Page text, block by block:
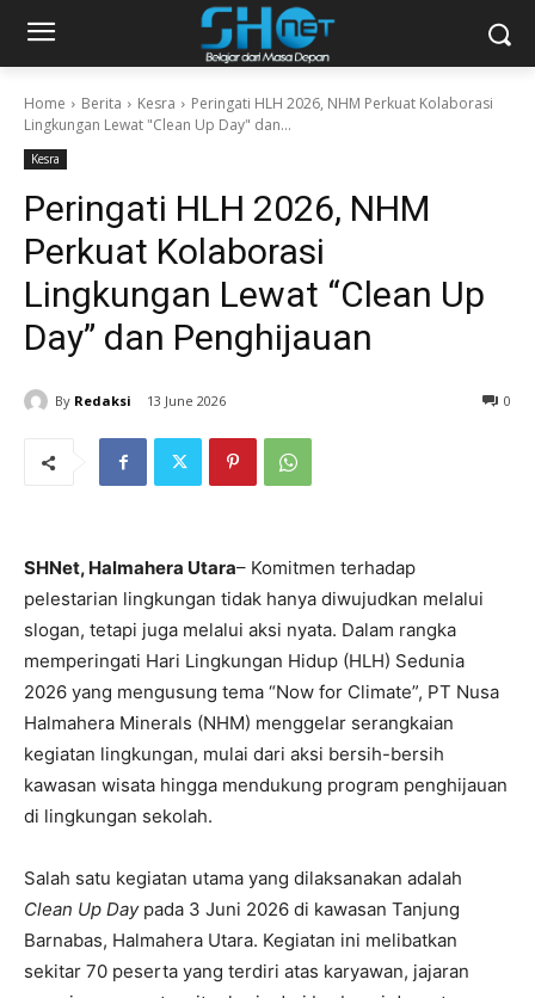
Home Berita Kesra
Peringati HLH 2026, NHM Perkuat Kolaborasi
Lingkungan Lewat "Clean Up Day" dan...
Kesra
Peringati HLH 2026, NHM
Perkuat Kolaborasi
Lingkungan Lewat “Clean Up
Day” dan Penghijauan
By Redaksi 13 June 2026 0
SHNet, Halmahera Utara– Komitmen terhadap
pelestarian lingkungan tidak hanya diwujudkan melalui
slogan, tetapi juga melalui aksi nyata. Dalam rangka
memperingati Hari Lingkungan Hidup (HLH) Sedunia
2026 yang mengusung tema “Now for Climate”, PT Nusa
Halmahera Minerals (NHM) menggelar serangkaian
kegiatan lingkungan, mulai dari aksi bersih-bersih
kawasan wisata hingga mendukung program penghijauan
di lingkungan sekolah.
Salah satu kegiatan utama yang dilaksanakan adalah
Clean Up Daypada 3 Juni 2026 di kawasan Tanjung
Barnabas, Halmahera Utara. Kegiatan ini melibatkan
sekitar 70 peserta yang terdiri atas karyawan, jajaran